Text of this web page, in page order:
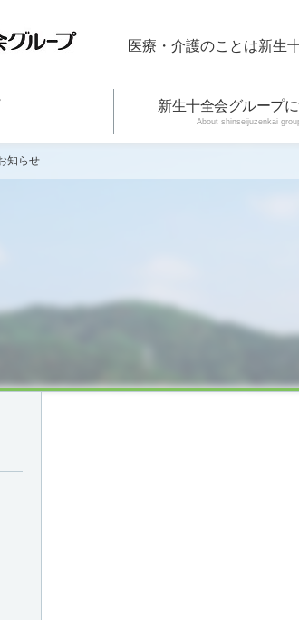
医療・介護のことは新生
新生十全会グループ
About shinseijuzenkai
知らせ